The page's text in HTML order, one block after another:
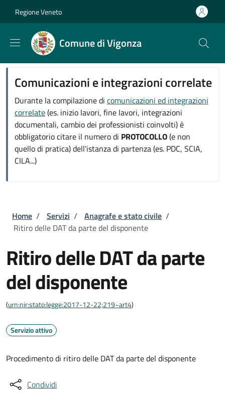
Regione Veneto
Comune di Vigonza
Comunicazioni e integrazioni correlate
Durante la compilazione di comunicazioni ed integrazioni
correlate(es. inizio lavori, fine lavori, integrazioni
documentali, cambio dei professionisti coinvolti) è
obbligatorio citare il numero di PROTOCOLLO(e non
quello di pratica) dell'istanza di partenza (es. PDC, SCIA,
CILA...)
Briciole di pane
Home / Servizi / Anagrafe e stato civile /
Ritiro delle DAT da parte del disponente
Ritiro delle DAT da parte
del disponente
(urn:nir:stato:legge:2017-12-22;219~art4)
Servizio attivo
Procedimento di ritiro delle DAT da parte del disponente
Condividi